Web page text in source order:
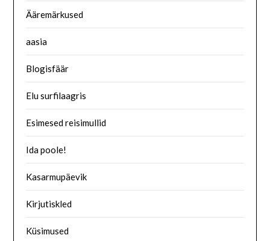
Ääremärkused
aasia
Blogisfäär
Elu surfilaagris
Esimesed reisimullid
Ida poole!
Kasarmupäevik
Kirjutiskled
Küsimused